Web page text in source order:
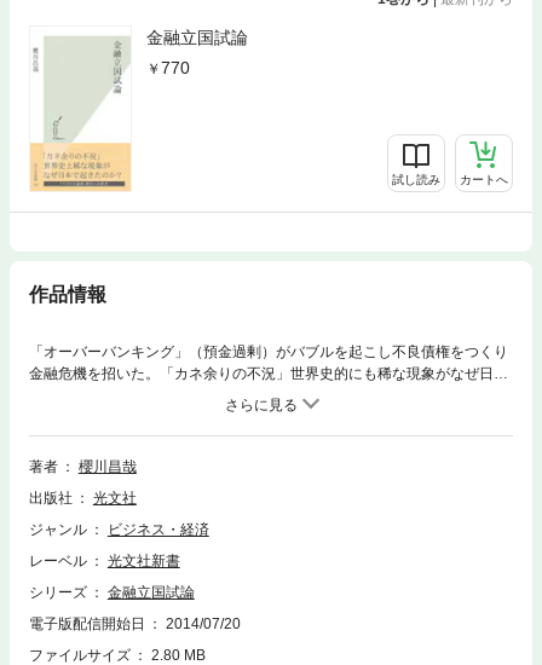
金融立国試論
770
試し読み カートへ
作品情報
「オーバーバンキング」（預金過剰）がバブルを起こし不良債権をつくり
金融危機を招いた。「カネ余りの不況」世界史的にも稀な現象がなぜ日本
で起きたのか？ マクロの視点で読み解く。
著者
櫻川昌哉
出版社
光文社
ジャンル
ビジネス・経済
レーベル
光文社新書
シリーズ
金融立国試論
電子版配信開始日
2014/07/20
ファイルサイズ
2.80 MB